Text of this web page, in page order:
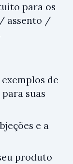
para os
/ assento /
de
suas
e a
produto